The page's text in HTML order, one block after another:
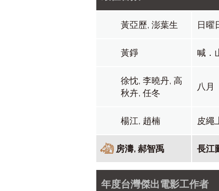
黃亞歷, 澎葉生 日曜
黃錚 喊．
徐忱, 李曉丹, 高
秋卉, 任冬
八月
楊江, 趙楠 皮繩
房濤, 郝智禹 長江
年度台灣傑出電影工作者